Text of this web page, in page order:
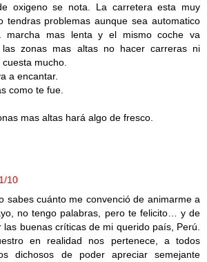
oxigeno se nota. La carretera esta muy
tendras problemas aunque sea automatico
marcha mas lenta y el mismo coche va
las zonas mas altas no hacer carreras ni
mucho.
a encantar.
como te fue.
mas altas hará algo de fresco.
10
sabes cuánto me convenció de animarme a
no tengo palabras, pero te felicito… y de
las buenas críticas de mi querido país, Perú.
en realidad nos pertenece, a todos
dichosos de poder apreciar semejante